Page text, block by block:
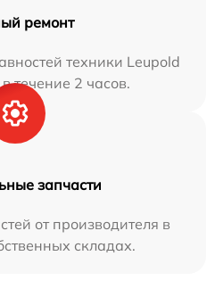
ремонт
техники Leupold
течение 2 часов.
запчасти
от производителя в
складах.